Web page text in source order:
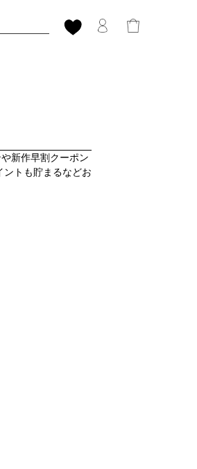
新作早割クーポン
ントも貯まるなどお